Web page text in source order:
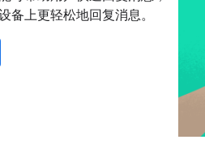
备上更轻松地回复消息。